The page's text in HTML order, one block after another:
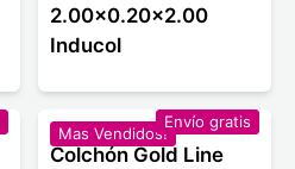
2.00x0.20x2.00
Inducol
Mas Vendidos!
Envío gratis
Colchón Gold Line